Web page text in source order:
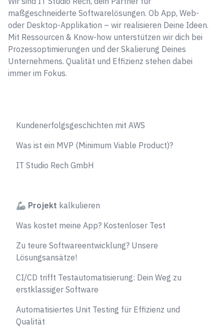
maßgeschneiderte Softwarelösungen. Ob App, Web-
oder Desktop-Applikation – wir realisieren Deine Ideen.
Mit Ressourcen & Know-how unterstützen wir dich bei
Prozessoptimierungen und der Skalierung Deines
Unternehmens. Qualität und Effizienz stehen dabei
immer im Fokus.
Kundenerfolgsgeschichten mit AWS
Was ist ein MVP (Minimum Viable Product)?
IT Studio Rech GmbH
🦾 Projekt kalkulieren
Was kostet meine App? Kostenloser Test
Zu teure Softwareentwicklung? Unsere
Lösungsansätze!
CI/CD trifft Testautomatisierung: Dein Weg zu
erstklassiger Software
Automatisiertes Unit Testing für Effizienz und
Qualität